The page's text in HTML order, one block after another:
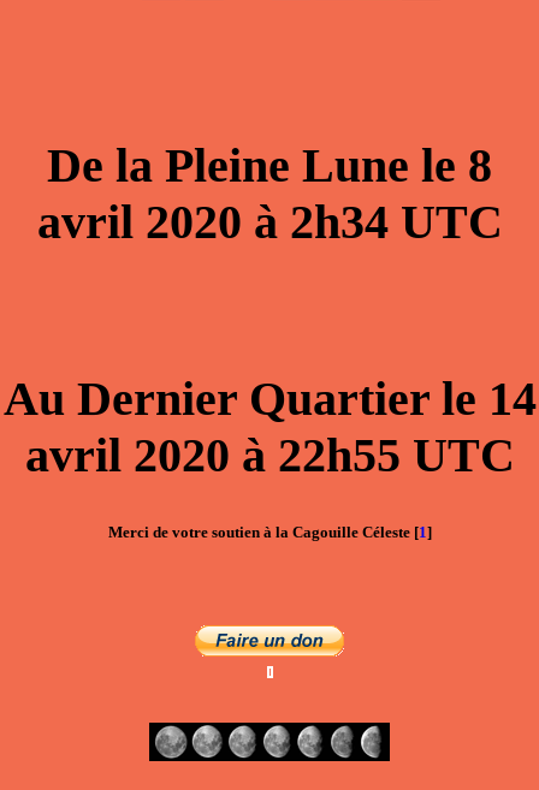
De la Pleine Lune le 8
avril 2020 à 2h34UTC
Au Dernier Quartierle 14
avril 2020 à 22h55 UTC
Merci de votre soutien à la Cagouille Céleste[1]